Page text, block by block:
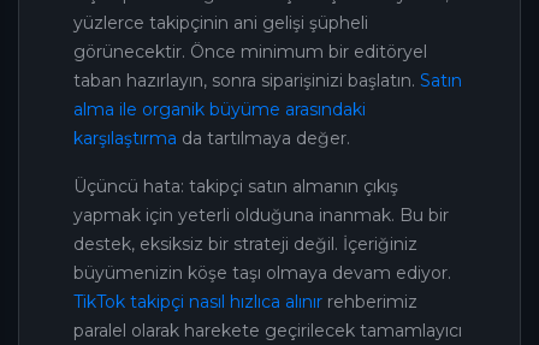
yüzlerce takipçinin ani gelişi şüpheli
görünecektir. Önce minimum bir editöryel
taban hazırlayın, sonra siparişinizi başlatın. Satın
alma ile organik büyüme arasındaki
karşılaştırma da tartılmaya değer.
Üçüncü hata: takipçi satın almanın çıkış
yapmak için yeterli olduğuna inanmak. Bu bir
destek, eksiksiz bir strateji değil. İçeriğiniz
büyümenizin köşe taşı olmaya devam ediyor.
TikTok takipçi nasıl hızlıca alınır rehberimiz
paralel olarak harekete geçirilecek tamamlayıcı